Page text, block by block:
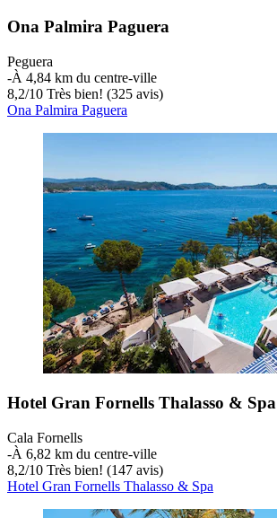
Ona Palmira Paguera
Peguera
‐À 4,84 km du centre-ville
8,2/10 Très bien! (325 avis)
Ona Palmira Paguera
Hotel Gran Fornells Thalasso & Spa
Cala Fornells
‐À 6,82 km du centre-ville
8,2/10 Très bien! (147 avis)
Hotel Gran Fornells Thalasso & Spa